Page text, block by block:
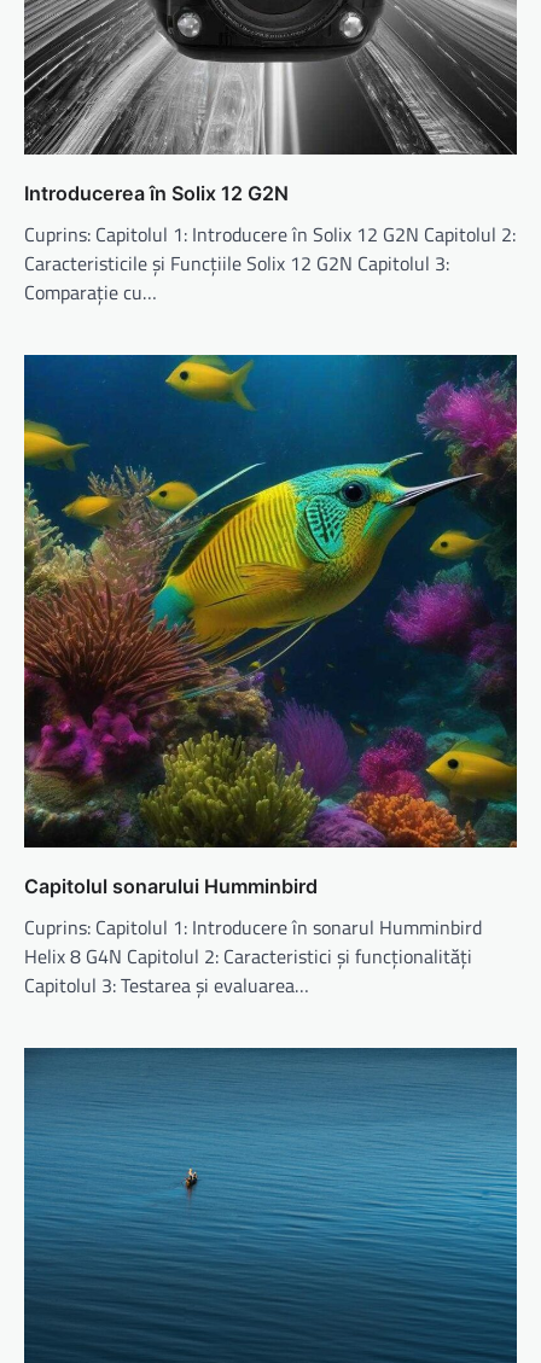
Introducerea în Solix 12 G2N
Cuprins: Capitolul 1: Introducere în Solix 12 G2N Capitolul 2:
Caracteristicile și Funcțiile Solix 12 G2N Capitolul 3:
Comparație cu…
Capitolul sonarului Humminbird
Cuprins: Capitolul 1: Introducere în sonarul Humminbird
Helix 8 G4N Capitolul 2: Caracteristici și funcționalități
Capitolul 3: Testarea și evaluarea…